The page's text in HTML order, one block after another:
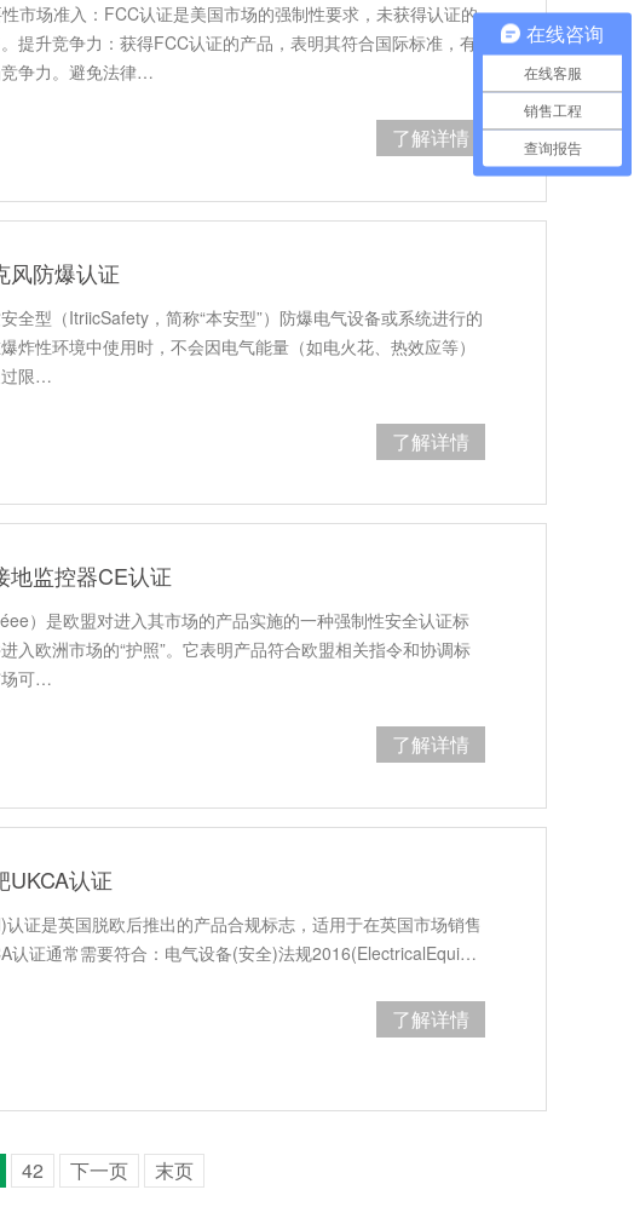
市场准入：FCC认证是美国市场的强制性要求，未获得认证的
提升竞争力：获得FCC认证的产品，表明其符合国际标准，有
争力。避免法律…
了解详情
风防爆认证
全型（ItriicSafety，简称“本安型”）防爆电气设备或系统进行的
炸性环境中使用时，不会因电气能量（如电火花、热效应等）
过限…
了解详情
地监控器CE认证
）是欧盟对进入其市场的产品实施的一种强制性安全认证标
入欧洲市场的“护照”。它表明产品符合欧盟相关指令和协调标
场可…
了解详情
UKCA认证
认证是英国脱欧后推出的产品合规标志，适用于在英国市场销售
认证通常需要符合：电气设备(安全)法规2016(ElectricalEqui…
了解详情
42 下一页 末页
在线咨询
在线客服
销售工程
查询报告